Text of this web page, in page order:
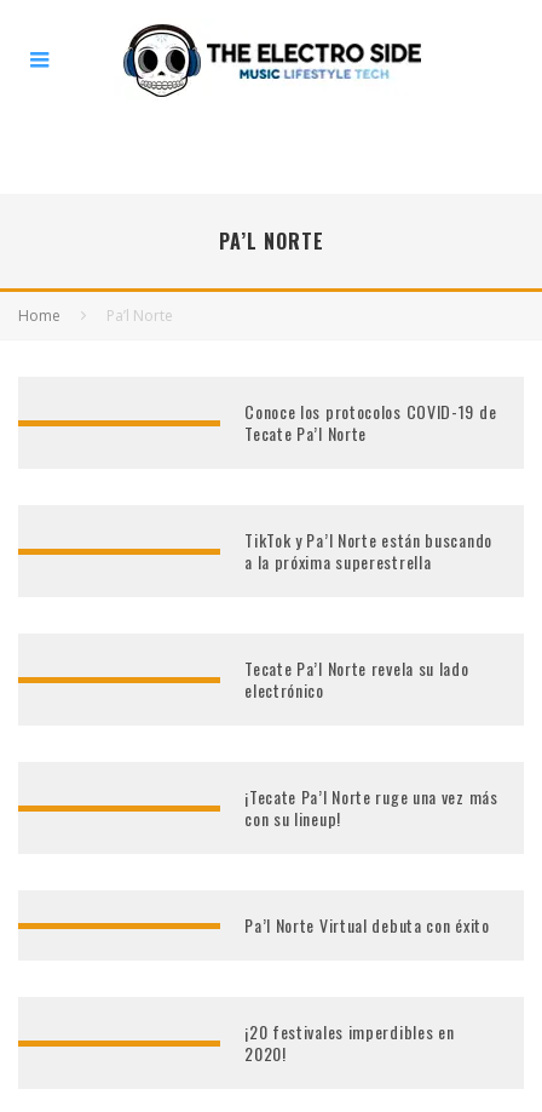
PA’L NORTE
Home Pa’l Norte
Conoce los protocolos COVID-19 de
Tecate Pa’l Norte
TikTok y Pa’l Norte están buscando
a la próxima superestrella
Tecate Pa’l Norte revela su lado
electrónico
¡Tecate Pa’l Norte ruge una vez más
con su lineup!
Pa’l Norte Virtual debuta con éxito
¡20 festivales imperdibles en
2020!